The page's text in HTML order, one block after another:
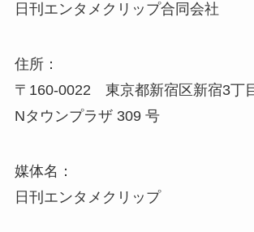
日刊エンタメクリップ合同会社
住所：
〒160-0022 東京都新宿区新宿3丁
Nタウンプラザ 309 号
媒体名：
日刊エンタメクリップ